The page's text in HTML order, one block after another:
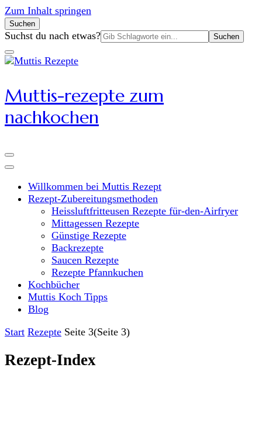
Zum Inhalt springen
Suchen
Suchen
nach:
Suchst du nach etwas?
Muttis-rezepte zum
nachkochen
Willkommen bei Muttis Rezept
Rezept-Zubereitungsmethoden
Heissluftfritteusen Rezepte für-den-Airfryer
Mittagessen Rezepte
Günstige Rezepte
Backrezepte
Saucen Rezepte
Rezepte Pfannkuchen
Kochbücher
Muttis Koch Tipps
Blog
Start Rezepte Seite 3(Seite 3)
Rezept-Index